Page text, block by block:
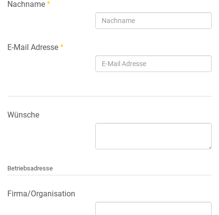
Nachname *
E-Mail Adresse *
Wünsche
Betriebsadresse
Firma/Organisation